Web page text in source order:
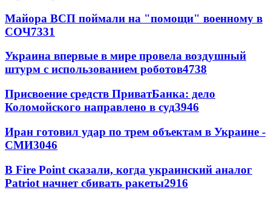
Майора ВСП поймали на "помощи" военному в
СОЧ7331
Украина впервые в мире провела воздушный
штурм с использованием роботов4738
Присвоение средств ПриватБанка: дело
Коломойского направлено в суд3946
Иран готовил удар по трем объектам в Украине -
СМИ3046
В Fire Point сказали, когда украинский аналог
Patriot начнет сбивать ракеты2916